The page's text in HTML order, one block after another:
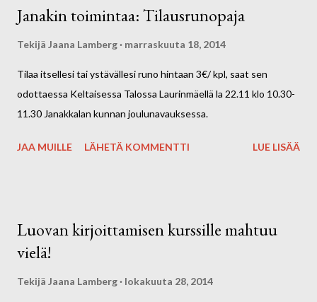
Janakin toimintaa: Tilausrunopaja
Tekijä Jaana Lamberg marraskuuta 18, 2014
Tilaa itsellesi tai ystävällesi runo hintaan 3€/ kpl, saat sen
odottaessa Keltaisessa Talossa Laurinmäellä la 22.11 klo 10.30-
11.30 Janakkalan kunnan joulunavauksessa.
JAA MUILLE LÄHETÄ KOMMENTTI LUE LISÄÄ
Luovan kirjoittamisen kurssille mahtuu
vielä!
Tekijä Jaana Lamberg lokakuuta 28, 2014